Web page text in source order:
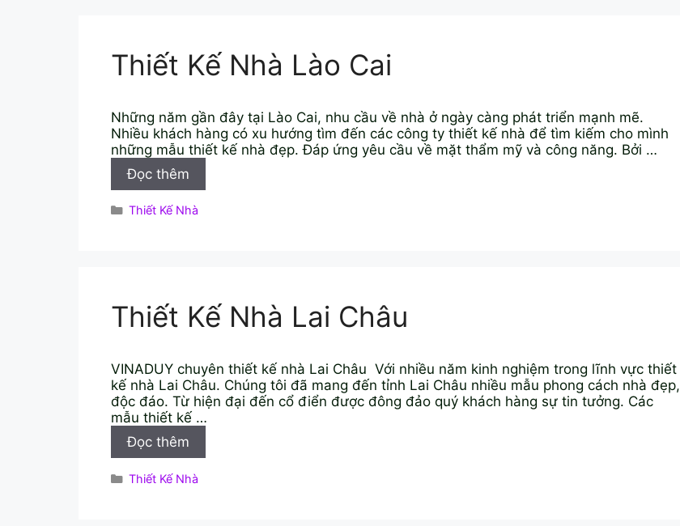
Thiết Kế Nhà Lào Cai
Những năm gần đây tại Lào Cai, nhu cầu về nhà ở ngày càng phát triển mạnh mẽ.
Nhiều khách hàng có xu hướng tìm đến các công ty thiết kế nhà để tìm kiếm cho mình
những mẫu thiết kế nhà đẹp. Đáp ứng yêu cầu về mặt thẩm mỹ và công năng. Bởi …
Đọc thêm
Kế
Nhà
Danh
Thiết Kế Nhà
Thiết Kế Nhà Lai Châu
VINADUY chuyên thiết kế nhà Lai Châu Với nhiều năm kinh nghiệm trong lĩnh vực thiết
kế nhà Lai Châu. Chúng tôi đã mang đến tỉnh Lai Châu nhiều mẫu phong cách nhà đẹp,
độc đáo. Từ hiện đại đến cổ điển được đông đảo quý khách hàng sự tin tưởng. Các
mẫu thiết kế …
Đọc thêm
Kế
Nhà
Danh
Thiết Kế Nhà